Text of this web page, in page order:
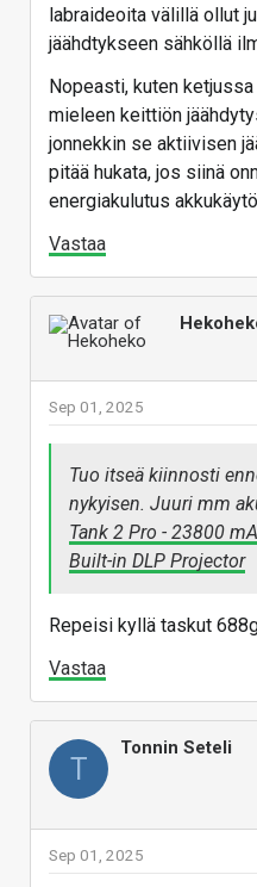
labraideoita välillä ollut
jäähdtykseen sähköllä
Nopeasti, kuten
mieleen keittiön
jonnekkin se aktiivisen
pitää hukata, jos siinä
energiakulutus
Vastaa
Sep 01, 2025
Tuo itseä kiinnosti
nykyisen. Juuri mm
Tank 2 Pro - 23800
Built-in DLP Projector
Repeisi kyllä taskut
Vastaa
T
Tonnin Seteli
Sep 01, 2025